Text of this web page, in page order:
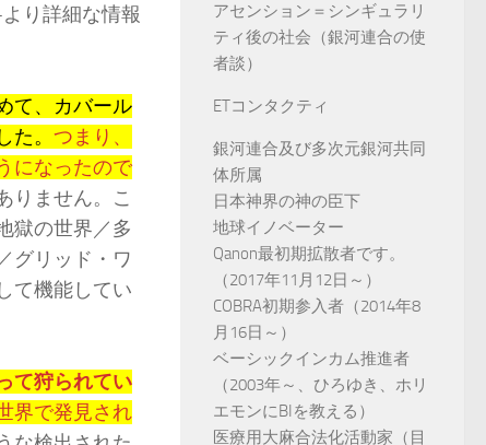
り詳細な情報
て、カバール
。 つまり、
になったので
りません。こ
獄の世界／多
グリッド・ワ
て機能してい
て狩られてい
界で発見され
アセンション＝シンギュラリ
ティ後の社会（銀河連合の使
者談）
ETコンタクティ
銀河連合及び多次元銀河共同
体所属
日本神界の神の臣下
地球イノベーター
Qanon最初期拡散者です。
（2017年11月12日～）
COBRA初期参入者（2014年8
月16日～）
ベーシックインカム推進者
（2003年～、ひろゆき、ホリ
エモンにBIを教える）
医療用大麻合法化活動家（目